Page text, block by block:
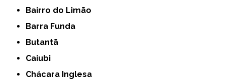
Bairro do Limão
Barra Funda
Butantã
Caiubi
Chácara Inglesa